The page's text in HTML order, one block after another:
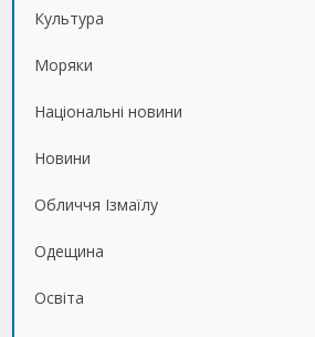
Культура
Моряки
Національні новини
Новини
Обличчя Ізмаїлу
Одещина
Освіта